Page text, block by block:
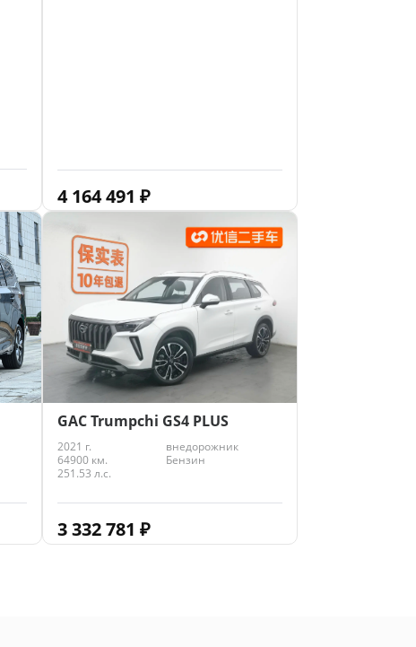
4 164 491 ₽
GAC Trumpchi GS4 PLUS
2021 г.
внедорожник
64900 км.
Бензин
251.53 л.с.
3 332 781 ₽